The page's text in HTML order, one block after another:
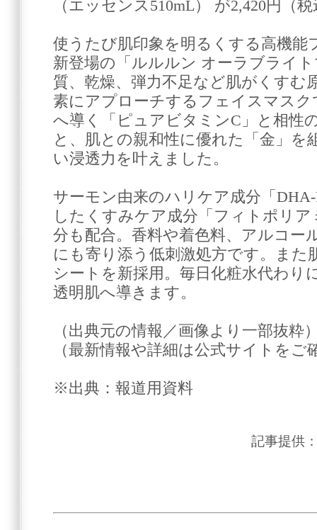
（エッセンス510mL） が2,420円（
使うたび肌印象を明るくする高機能
新登場の「ルルルン オーラブライ
質、乾燥、弾力不足など肌がくすむ
素にアプローチするフェイスマス
へ導く「ピュアビタミンC」と相性
と、肌との親和性に優れた「金」を
い浸透力を叶えました。
サーモン由来のハリケア成分「
したくすみケア成分「フィトポリ
分も配合。香料や着色料、アルコー
にも寄り添う低刺激処方です。また
シートを新採用。毎日化粧水代わり
透明肌へ導きます。
（出典元の情報／画像より一部抜粋
（最新情報や詳細は公式サイトをご
※出典：報道用資料
記事提供